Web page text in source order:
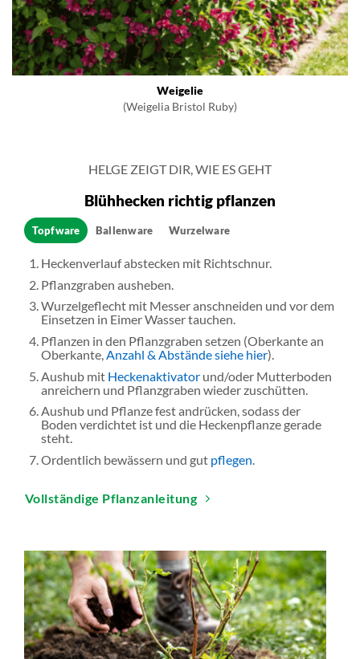
Weigelie
(Weigelia Bristol Ruby)
HELGE ZEIGT DIR, WIE ES GEHT
Blühhecken richtig pflanzen
Topfware Ballenware Wurzelware
Heckenverlauf abstecken mit Richtschnur.
Pflanzgraben ausheben.
Wurzelgeflecht mit Messer anschneiden und vor dem
Einsetzen in Eimer Wasser tauchen.
Pflanzen in den Pflanzgraben setzen (Oberkante an
Oberkante,Anzahl & Abstände siehe hier).
Aushub mit Heckenaktivatorund/oder Mutterboden
anreichern und Pflanzgraben wieder zuschütten.
Aushub und Pflanze fest andrücken, sodass der
Boden verdichtet ist und die Heckenpflanze gerade
steht.
Ordentlich bewässern und gut pflegen
Vollständige Pflanzanleitung